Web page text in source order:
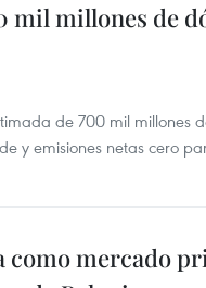
mil millones de
de 700 mil millones
y emisiones netas cero
como mercado